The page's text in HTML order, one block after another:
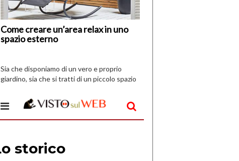
Come creare un’area relax in uno
spazio esterno
Sia che disponiamo di un vero e proprio
giardino, sia che si tratti di un piccolo spazio